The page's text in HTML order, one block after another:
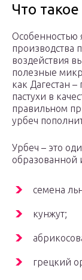
Что
Особенностью
производства
воздействия
полезные
как Дагестан –
пастухи в
правильном
урбеч
Урбеч – это
образованной
семена
кунжут;
грецкий